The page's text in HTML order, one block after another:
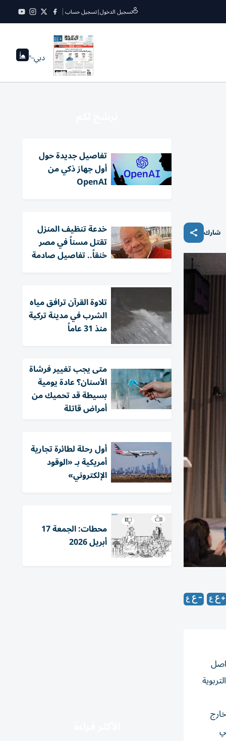
تسجيل الدخول|تسجيل حساب
دبي--°
شارك
ﻟﻠﺘﻮاﺻﻞ
وﺧﺎرج
تفاصيل جديدة حول
أول جهاز ذكي من
OpenAI
خدعة تنظيف المنزل
تقتل مسناً في مصر
خنقاً.. تفاصيل صادمة
تلاوة القرآن ترافق مياه
الشرب في مدينة تركية
منذ 31 عاماً
متى يجب تغيير فرشاة
الأسنان؟ عادة يومية
بسيطة قد تحميك من
أمراض قاتلة
أول رحلة لطائرة تجارية
أمريكية بـ «الوقود
الإلكتروني»
محطات: الجمعة 17
أبريل 2026